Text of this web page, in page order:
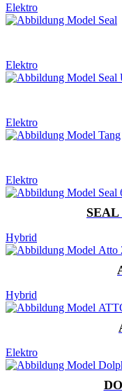
Elektro
Elektro
Elektro
Elektro
Hybrid
Hybrid
Elektro